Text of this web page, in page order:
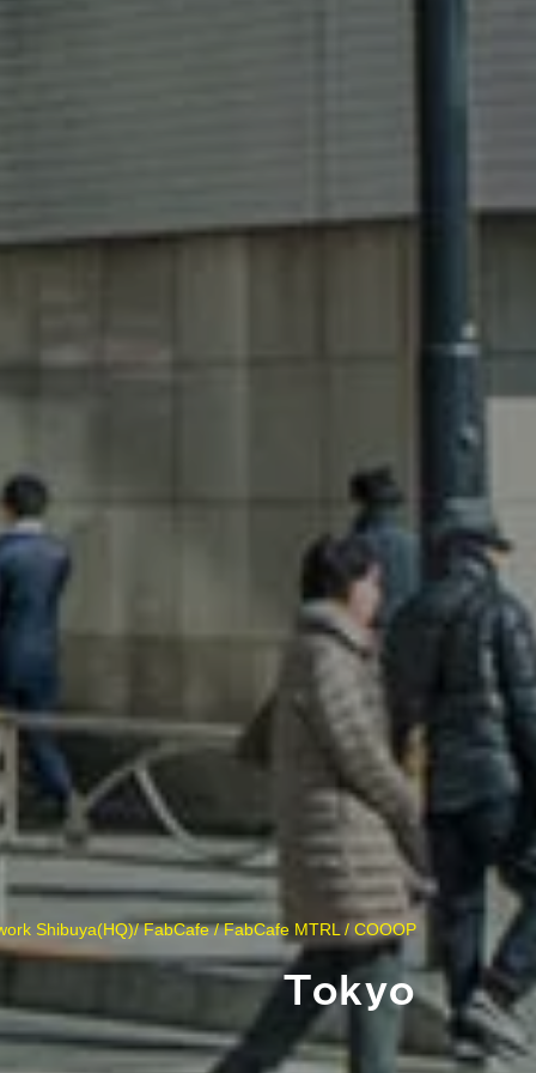
Shibuya(HQ)/ FabCafe / FabCafe MTRL / COOOP
Tokyo